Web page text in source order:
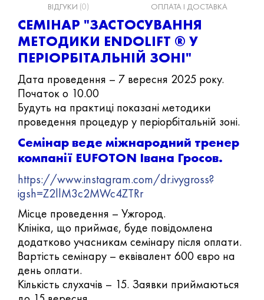
ВІДГУКИ (0) ОПЛАТА І ДОСТАВКА
СЕМІНАР "ЗАСТОСУВАННЯ
МЕТОДИКИ ENDOLIFT ® У
ПЕРІОРБІТАЛЬНІЙ ЗОНІ"
Дата проведення – 7 вересня 2025 року.
Початок о 10.00
Будуть на практиці показані методики
проведення процедур у періорбітальній зоні.
Семінар веде міжнародний тренер
компанії EUFOTON Івана Гросов.
https://www.instagram.com/dr.ivygross?
igsh=Z2llM3c2MWc4ZTRr
Місце проведення – Ужгород.
Клініка, що приймає, буде повідомлена
додатково учасникам семінару після оплати.
Вартість семінару – еквівалент 600 євро на
день оплати.
Кількість слухачів – 15. Заявки приймаються